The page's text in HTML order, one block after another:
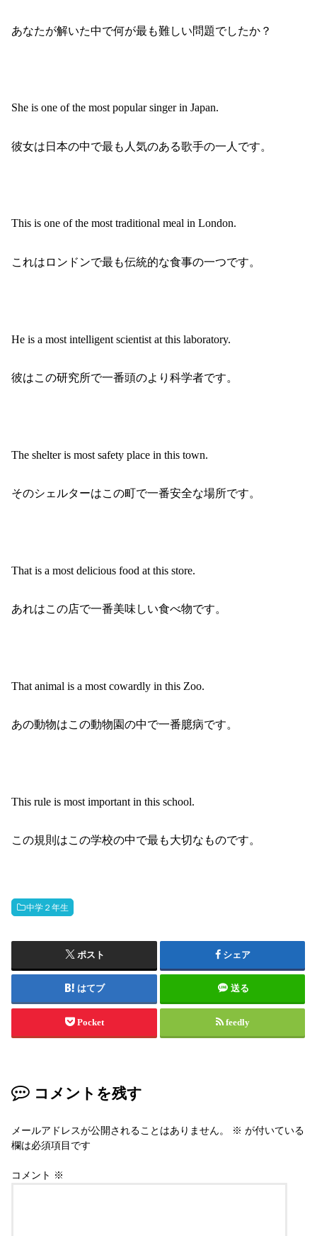
あなたが解いた中で何が最も難しい問題でしたか？
She is one of the most popular singer in Japan.
彼女は日本の中で最も人気のある歌手の一人です。
This is one of the most traditional meal in London.
これはロンドンで最も伝統的な食事の一つです。
He is a most intelligent scientist at this laboratory.
彼はこの研究所で一番頭のより科学者です。
The shelter is most safety place in this town.
そのシェルターはこの町で一番安全な場所です。
That is a most delicious food at this store.
あれはこの店で一番美味しい食べ物です。
That animal is a most cowardly in this Zoo.
あの動物はこの動物園の中で一番臆病です。
This rule is most important in this school.
この規則はこの学校の中で最も大切なものです。
中学２年生
ポスト シェア
はてブ 送る
Pocket feedly
コメントを残す
メールアドレスが公開されることはありません。 ※ が付いている
欄は必須項目です
コメント ※